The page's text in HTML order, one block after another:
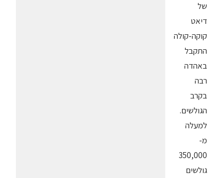
של
דיאט
קוקה-קולה
התקבל
באהדה
רבה
בקרב
הגולשים.
למעלה
מ-
350,000
גולשים